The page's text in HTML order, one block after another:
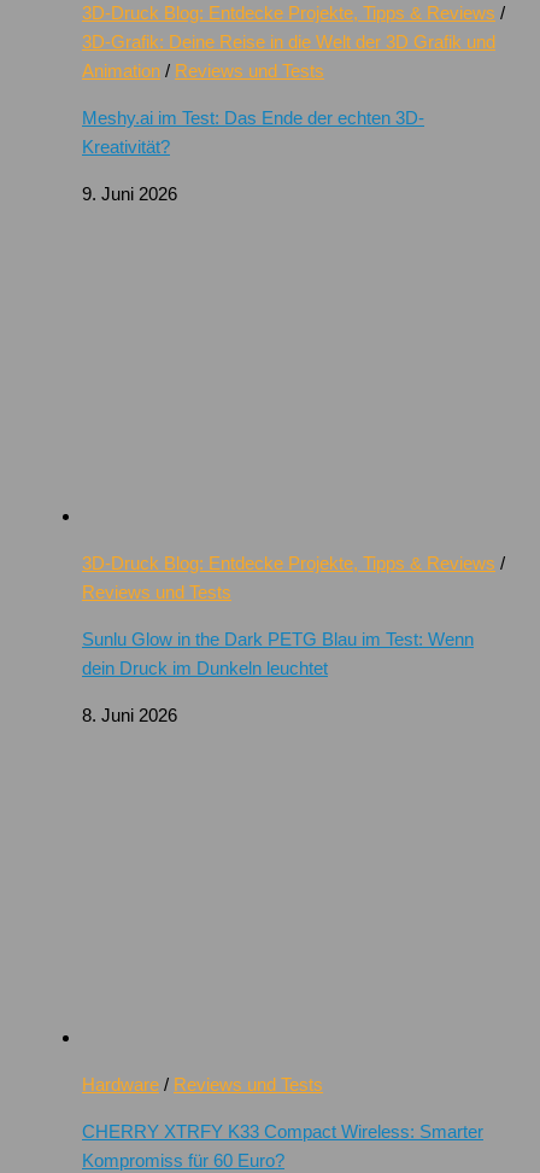
3D-Druck Blog: Entdecke Projekte, Tipps & Reviews /
3D-Grafik: Deine Reise in die Welt der 3D Grafik und
Animation / Reviews und Tests
Meshy.ai im Test: Das Ende der echten 3D-
Kreativität?
9. Juni 2026
3D-Druck Blog: Entdecke Projekte, Tipps & Reviews /
Reviews und Tests
Sunlu Glow in the Dark PETG Blau im Test: Wenn
dein Druck im Dunkeln leuchtet
8. Juni 2026
Hardware / Reviews und Tests
CHERRY XTRFY K33 Compact Wireless: Smarter
Kompromiss für 60 Euro?